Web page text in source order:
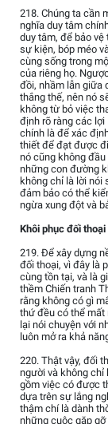
218. Chúng ta cần
nghĩa duy tâm
duy tâm, để bảo
sự kiện, bóp méo
cùng sống trong
của riêng họ.
đồi, nhầm lẫn giữa
thắng thế, nên nó
không từ bỏ việc
định rõ ràng các lợi
chính là để xác
thiết để đạt được
nó cũng không
những con đường
không chỉ là lời nói
đảm bảo có thể
ngừa xung đột và
Khôi phục đối thoại
219. Để xây dựng
đối thoại, vì đây là
cùng tồn tại, và là
thềm Chiến tranh
rằng không có gì
thứ đều có thể mất
lại nói chuyện với
luôn mở ra khả
220. Thật vậy, đối
người và không chỉ
gồm việc có được
dựa trên sự lắng
thậm chí là dành
những cuộc gặp